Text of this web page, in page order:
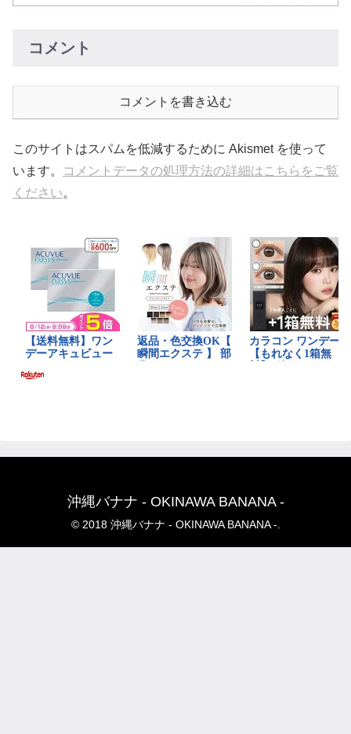
コメント
コメントを書き込む
このサイトはスパムを低減するために Akismet を使って
います。
コメントデータの処理方法の詳細はこちらをご覧
ください。
沖縄バナナ - OKINAWA BANANA -
© 2018 沖縄バナナ - OKINAWA BANANA -.